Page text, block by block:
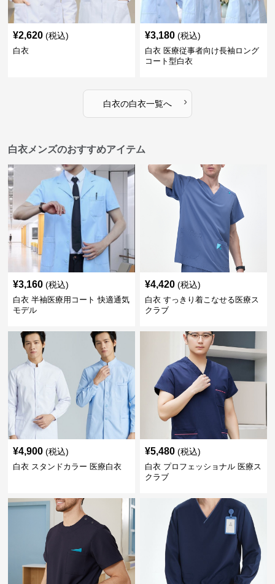
¥2,620 (税込)
白衣
¥3,180 (税込)
白衣 医療従事者向け長袖ロング
コート型白衣
白衣の白衣一覧へ ›
白衣メンズのおすすめアイテム
¥3,160 (税込)
白衣 半袖医療用コート 快適通気
モデル
¥4,420 (税込)
白衣 すっきり着こなせる医療ス
クラブ
¥4,900 (税込)
白衣 スタンドカラー 医療白衣
¥5,480 (税込)
白衣 プロフェッショナル 医療ス
クラブ